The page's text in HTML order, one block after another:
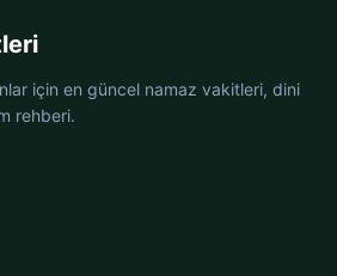
için en güncel namaz vakitleri, dini
rehberi.